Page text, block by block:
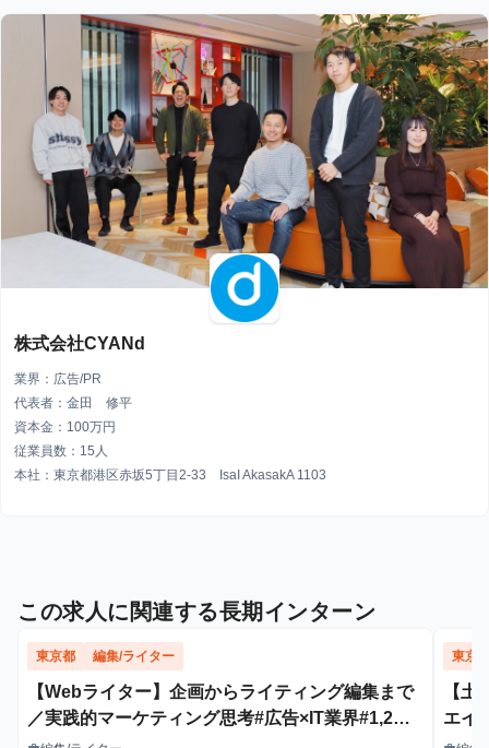
株式会社CYANd
業界：広告/PR
代表者：金田 修平
資本金：100万円
従業員数：15人
本社：東京都港区赤坂5丁目2-33 IsaI AkasakA 1103
この求人に関連する長期インターン
東京都 編集/ライター
【Webライター】企画からライティング編集まで
／実践的マーケティング思考#広告×IT業界#1,2年
生積極採用
東京
【
エイ